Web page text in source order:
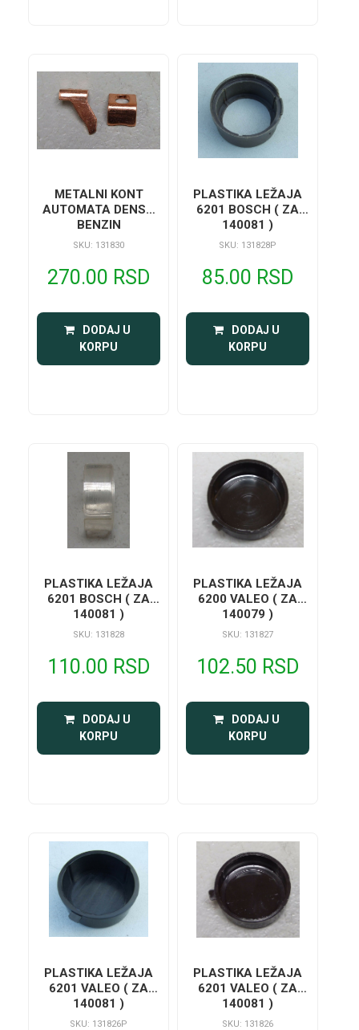
METALNI KONT
AUTOMATA DENSO
BENZIN
SKU: 131830
270.00 RSD
DODAJ U
KORPU
PLASTIKA LEŽAJA
6201 BOSCH ( ZA
140081 )
SKU: 131828P
85.00 RSD
DODAJ U
KORPU
PLASTIKA LEŽAJA
6201 BOSCH ( ZA
140081 )
SKU: 131828
110.00 RSD
DODAJ U
KORPU
PLASTIKA LEŽAJA
6200 VALEO ( ZA
140079 )
SKU: 131827
102.50 RSD
DODAJ U
KORPU
PLASTIKA LEŽAJA
6201 VALEO ( ZA
140081 )
SKU: 131826P
PLASTIKA LEŽAJA
6201 VALEO ( ZA
140081 )
SKU: 131826